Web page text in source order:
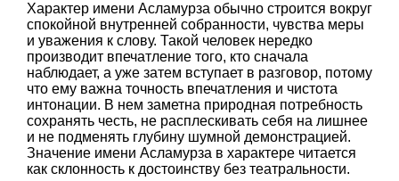
Характер имени Асламурза обычно строится вокруг
спокойной внутренней собранности, чувства меры
и уважения к слову. Такой человек нередко
производит впечатление того, кто сначала
наблюдает, а уже затем вступает в разговор, потому
что ему важна точность впечатления и чистота
интонации. В нем заметна природная потребность
сохранять честь, не расплескивать себя на лишнее
и не подменять глубину шумной демонстрацией.
Значение имени Асламурза в характере читается
как склонность к достоинству без театральности.